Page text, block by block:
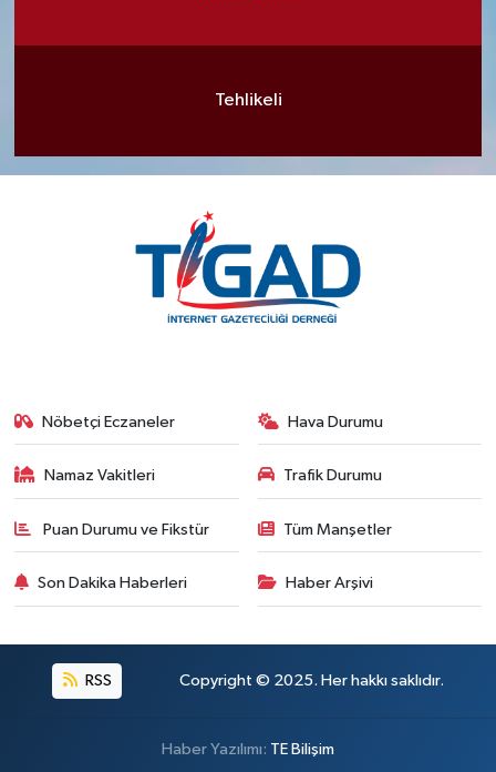
Tehlikeli
Nöbetçi Eczaneler Hava Durumu
Namaz Vakitleri Trafik Durumu
Puan Durumu ve Fikstür Tüm Manşetler
Son Dakika Haberleri Haber Arşivi
RSS Copyright © 2025. Her hakkı saklıdır.
Haber Yazılımı: TE Bilişim